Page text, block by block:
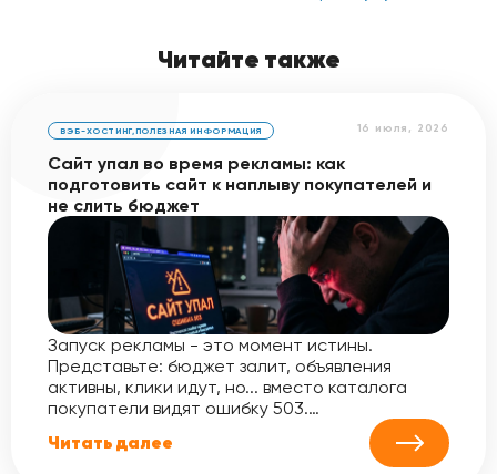
Читайте также
16 июля, 2026
ВЭБ-ХОСТИНГ,ПОЛЕЗНАЯ ИНФОРМАЦИЯ
Сайт упал во время рекламы: как
подготовить сайт к наплыву покупателей и
не слить бюджет
Запуск рекламы - это момент истины.
Представьте: бюджет залит, объявления
активны, клики идут, но... вместо каталога
покупатели видят ошибку 503.…
Читать далее